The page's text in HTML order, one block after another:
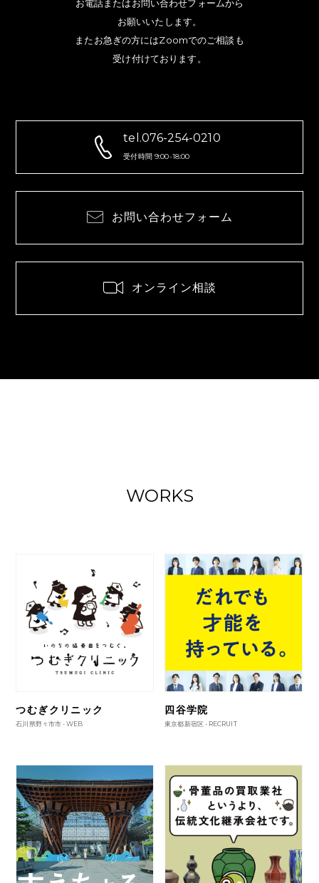
お電話またはお問い合わせフォームから
お願いいたします。
またお急ぎの方にはZoomでのご相談も
受け付けております。
tel.076-254-0210
受付時間 9:00-18:00
お問い合わせフォーム
オンライン相談
WORKS
つむぎクリニック
石川県野々市市 -WEB
四谷学院
東京都新宿区 - RECRUIT